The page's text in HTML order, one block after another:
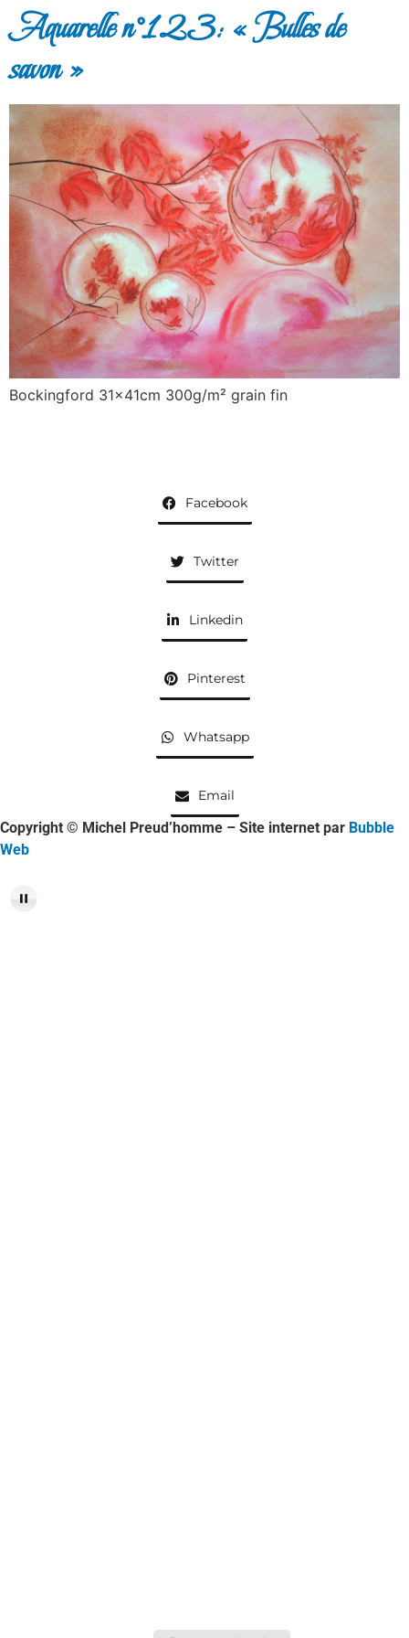
Aquarelle n°123: « Bulles de
savon »
Bockingford 31x41cm 300g/m² grain fin
Facebook
Twitter
Linkedin
Pinterest
Whatsapp
Email
Copyright © Michel Preud’homme – Site internet par Bubble
Web